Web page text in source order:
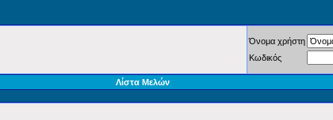
Όνομα χρήστη
Κωδικός
Λίστα Μελών